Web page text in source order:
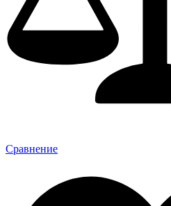
Сравнение